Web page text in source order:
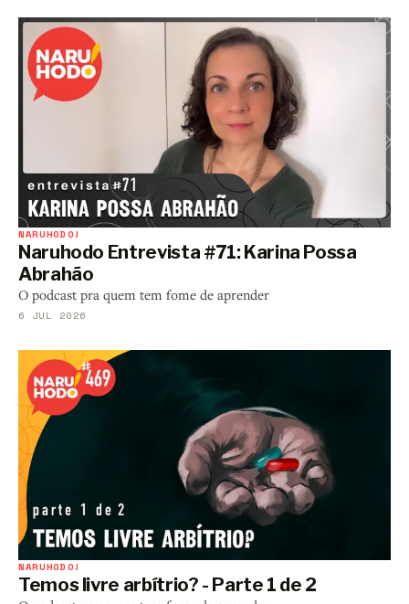
NARUHODO!
Naruhodo Entrevista #71: Karina Possa
Abrahão
O podcast pra quem tem fome de aprender
6 JUL 2026
NARUHODO!
Temos livre arbítrio? - Parte 1 de 2